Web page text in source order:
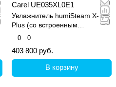
Carel UE035XL0E1
Увлажнитель humiSteam X-
Plus (со встроенным
контроллером и графическим
0 0
403 800 руб.
В корзину